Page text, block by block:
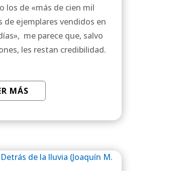
los de «más de cien mil
de ejemplares vendidos en
me parece que, salvo
les restan credibilidad.
MÁS